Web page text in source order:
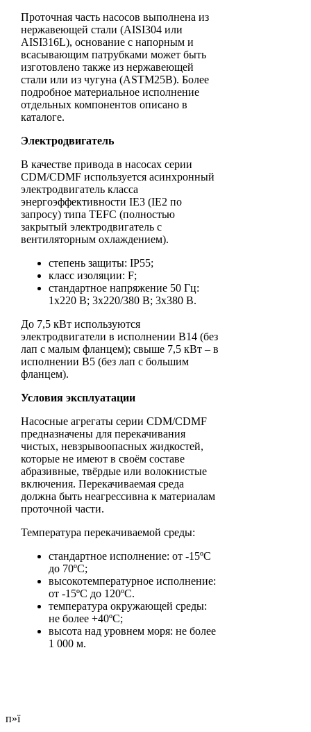
Проточная часть насосов выполнена из
нержавеющей стали (AISI304 или
AISI316L), основание с напорным и
всасывающим патрубками может быть
изготовлено также из нержавеющей
стали или из чугуна (ASTM25B). Более
подробное материальное исполнение
отдельных компонентов описано в
каталоге.
Электродвигатель
В качестве привода в насосах серии
CDM/CDMF используется асинхронный
электродвигатель класса
энергоэффективности IE3 (IE2 по
запросу) типа TEFC (полностью
закрытый электродвигатель с
вентиляторным охлаждением).
степень защиты: IP55;
класс изоляции: F;
стандартное напряжение 50 Гц:
1х220 В; 3x220/380 В; 3x380 В.
До 7,5 кВт используются
электродвигатели в исполнении B14 (без
лап с малым фланцем); свыше 7,5 кВт – в
исполнении B5 (без лап с большим
фланцем).
Условия эксплуатации
Насосные агрегаты серии CDM/CDMF
предназначены для перекачивания
чистых, невзрывоопасных жидкостей,
которые не имеют в своём составе
абразивные, твёрдые или волокнистые
включения. Перекачиваемая среда
должна быть неагрессивна к материалам
проточной части.
Температура перекачиваемой среды:
стандартное исполнение: от -15ºС
до 70ºС;
высокотемпературное исполнение:
от -15ºС до 120ºС.
температура окружающей среды:
не более +40ºС;
высота над уровнем моря: не более
1 000 м.
п»ї